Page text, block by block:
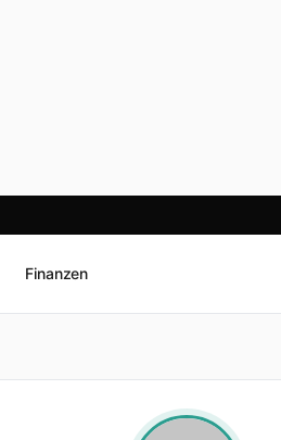
Finanzen